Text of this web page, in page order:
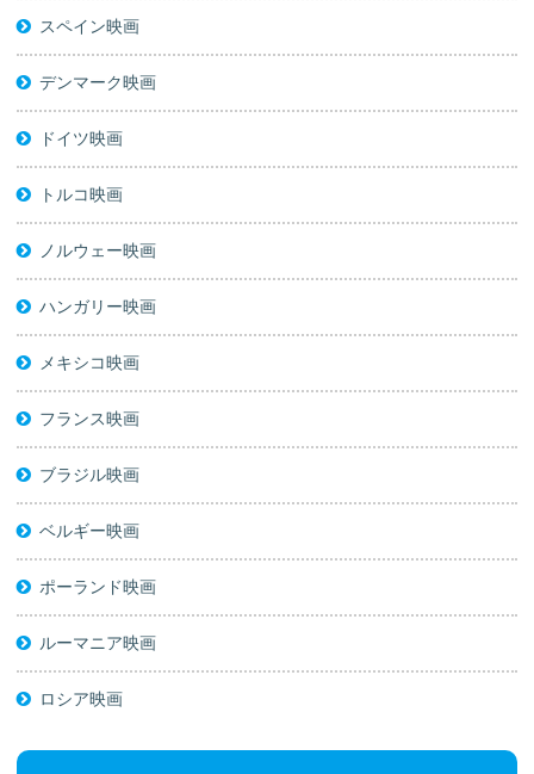
スペイン映画
デンマーク映画
ドイツ映画
トルコ映画
ノルウェー映画
ハンガリー映画
メキシコ映画
フランス映画
ブラジル映画
ベルギー映画
ポーランド映画
ルーマニア映画
ロシア映画